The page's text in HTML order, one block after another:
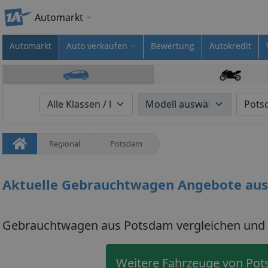
Automarkt
Automarkt Auto verkaufen Bewertung Autokredit
Regional Potsdam
Aktuelle Gebrauchtwagen Angebote
Gebrauchtwagen aus Potsdam vergleichen
Weitere Fahrzeuge von